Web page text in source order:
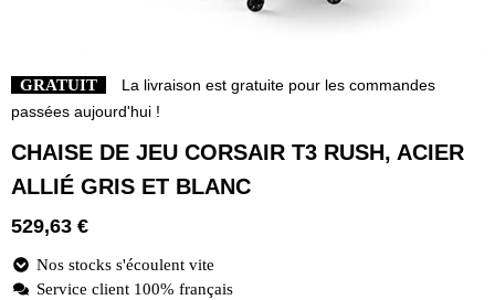
GRATUIT
La livraison est gratuite pour les commandes
passées aujourd'hui !
CHAISE DE JEU CORSAIR T3 RUSH, ACIER
ALLIÉ GRIS ET BLANC
529,63 €
Nos stocks s'écoulent vite
Service client 100% français